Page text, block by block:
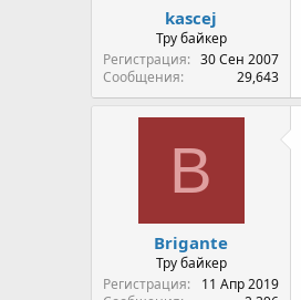
kascej
Тру байкер
Регистрация
30 Сен 2007
Сообщения
29,643
B
Brigante
Тру байкер
Регистрация
11 Апр 2019